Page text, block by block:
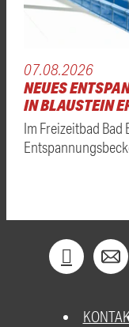
07.08.2026
NEUES
IN BLAUSTEIN
Im Freizeitbad Bad